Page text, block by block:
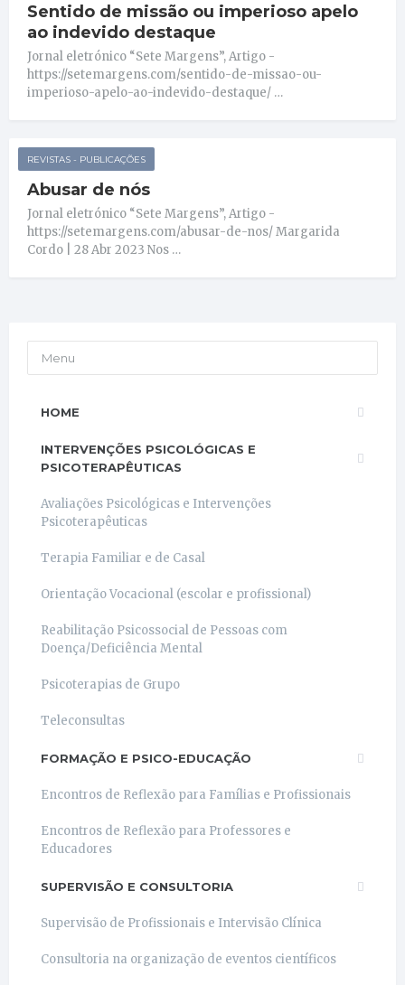
Sentido de missão ou imperioso apelo
ao indevido destaque
Jornal eletrónico “Sete Margens”, Artigo -
https://setemargens.com/sentido-de-missao-ou-
imperioso-apelo-ao-indevido-destaque/ …
REVISTAS - PUBLICAÇÕES
Abusar de nós
Jornal eletrónico “Sete Margens”, Artigo -
https://setemargens.com/abusar-de-nos/ Margarida
Cordo | 28 Abr 2023 Nos …
Menu
HOME
INTERVENÇÕES PSICOLÓGICAS E
PSICOTERAPÊUTICAS
Avaliações Psicológicas e Intervenções
Psicoterapêuticas
Terapia Familiar e de Casal
Orientação Vocacional (escolar e profissional)
Reabilitação Psicossocial de Pessoas com
Doença/Deficiência Mental
Psicoterapias de Grupo
Teleconsultas
FORMAÇÃO E PSICO-EDUCAÇÃO
Encontros de Reflexão para Famílias e Profissionais
Encontros de Reflexão para Professores e
Educadores
SUPERVISÃO E CONSULTORIA
Supervisão de Profissionais e Intervisão Clínica
Consultoria na organização de eventos científicos